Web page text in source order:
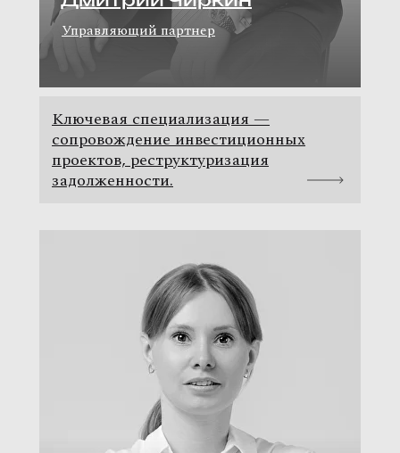
Управляющий партнер
Ключевая специализация —
сопровождение инвестиционных
проектов, реструктуризация
задолженности.